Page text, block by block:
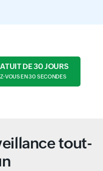
DE 30 JOURS
VOUS EN 30 SECONDES
tout-